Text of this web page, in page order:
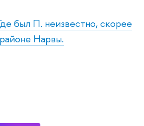
был П. неизвестно, скорее
Нарвы.